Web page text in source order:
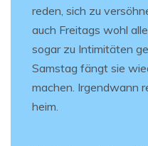
reden, sich zu
auch Freitags wohl
sogar zu Intimitäten
Samstag fängt sie
machen. Irgendwann
heim.